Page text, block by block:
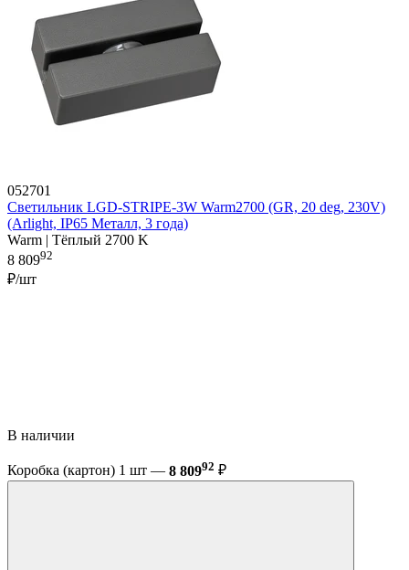
052701
Светильник LGD-STRIPE-3W Warm2700 (GR, 20 deg, 230V)
(Arlight, IP65 Металл, 3 года)
Warm | Тёплый 2700 K
8 80992
₽/шт
В наличии
Коробка (картон) 1 шт — 8 80992 ₽